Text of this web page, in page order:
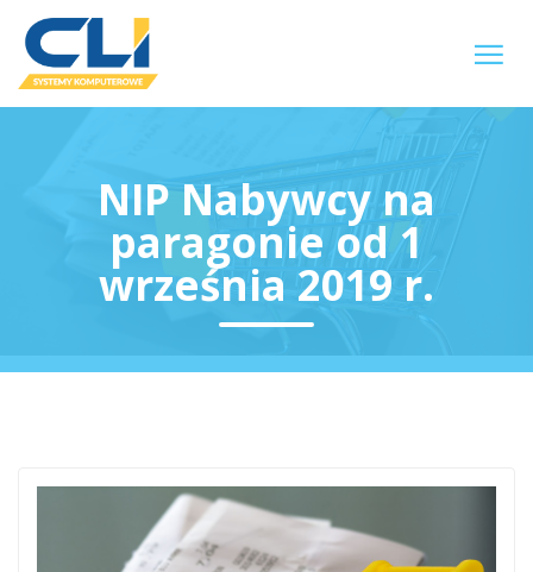
NIP Nabywcy na
paragonie od 1
września 2019 r.